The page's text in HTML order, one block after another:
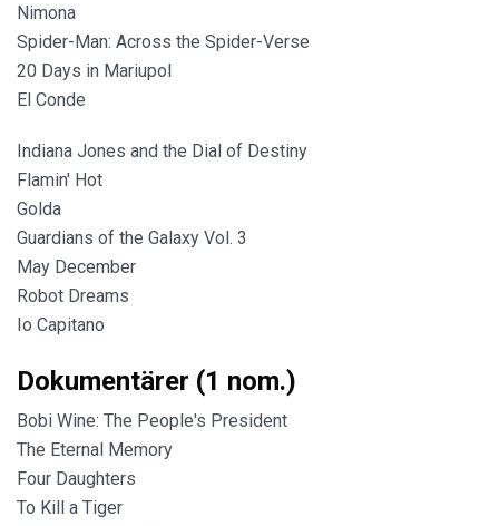
Nimona
Spider-Man: Across the Spider-Verse
20 Days in Mariupol
El Conde
Indiana Jones and the Dial of Destiny
Flamin' Hot
Golda
Guardians of the Galaxy Vol. 3
May December
Robot Dreams
Io Capitano
Dokumentärer (1 nom.)
Bobi Wine: The People's President
The Eternal Memory
Four Daughters
To Kill a Tiger